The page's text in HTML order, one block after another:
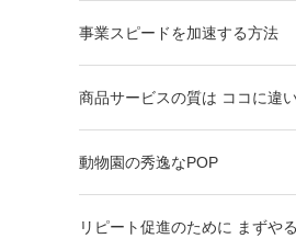
事業スピードを加速する方法
商品サービスの質は ココに違
動物園の秀逸なPOP
リピート促進のために まずや